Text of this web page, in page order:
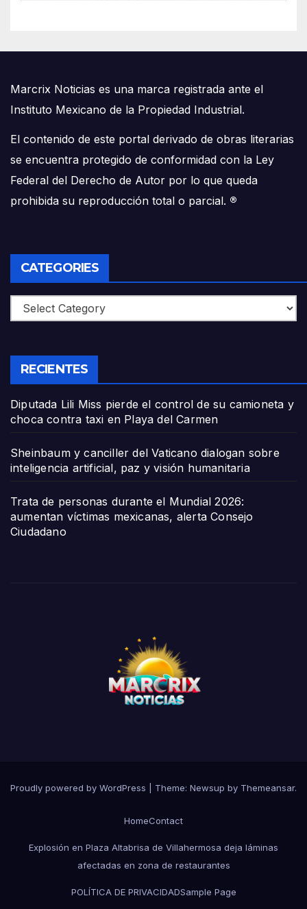
Marcrix Noticias es una marca registrada ante el
Instituto Mexicano de la Propiedad Industrial.
El contenido de este portal derivado de obras literarias
se encuentra protegido de conformidad con la Ley
Federal del Derecho de Autor por lo que queda
prohibida su reproducción total o parcial. ®
CATEGORIES
Categories
RECIENTES
Diputada Lili Miss pierde el control de su camioneta y
choca contra taxi en Playa del Carmen
Sheinbaum y canciller del Vaticano dialogan sobre
inteligencia artificial, paz y visión humanitaria
Trata de personas durante el Mundial 2026:
aumentan víctimas mexicanas, alerta Consejo
Ciudadano
Proudly powered by WordPress Theme: Newsup by Themeansar.
HomeContact
Explosión en Plaza Altabrisa de Villahermosa deja láminas
afectadas en zona de restaurantes
POLÍTICA DE PRIVACIDADSample Page